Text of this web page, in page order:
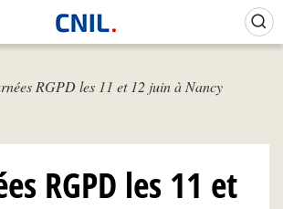
c
u
e
l
C
N
RGPD les 11 et 12 juin à Nancy
RGPD les 11 et
sur les cookies (témoins de connexion)